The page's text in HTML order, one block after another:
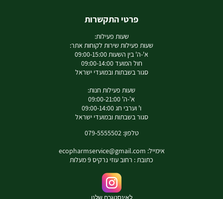
פרטי התקשרות
שעות פעילות:
שעות פעילות שירות לקוחות אתר:
א'-ה' בין השעות 09:00-15:00
חול המועד 09:00-14:00
סגור בשבתות ובמועדי ישראל
שעות פעילות חנות:
א'-ה' 09:00-21:00
ו' וערבי חג 09:00-14:00
סגור בשבתות ובמועדי ישראל
טלפון: 079-5555502
אימייל: ecopharmservice@gmail.com
כתובת : רחוב עוזי נרקיס 9 מעלות
לאינסטגרם שלנו